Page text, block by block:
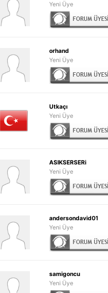
Yeni Üye
orhand
Yeni Üye
Utkaçı
Yeni Üye
ASIKSERSERi
Yeni Üye
andersondavid01
Yeni Üye
samigoncu
Yeni Üye